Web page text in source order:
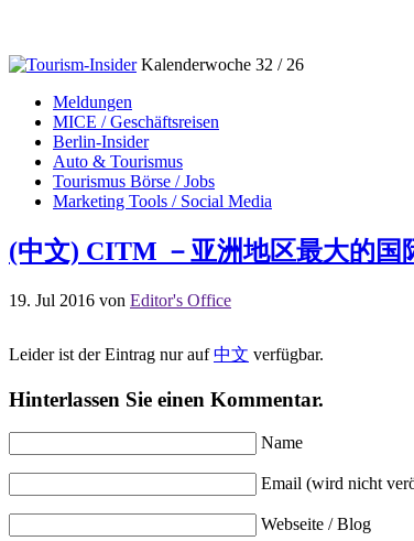
Kalenderwoche 32 / 26
Meldungen
MICE / Geschäftsreisen
Berlin-Insider
Auto & Tourismus
Tourismus Börse / Jobs
Marketing Tools / Social Media
(中文) CITM －亚洲地区最大的国
19. Jul 2016 von Editor's Office
Leider ist der Eintrag nur auf中文 verfügbar.
Hinterlassen Sie einen Kommentar.
Name
Email (wird nicht
Webseite / Blog